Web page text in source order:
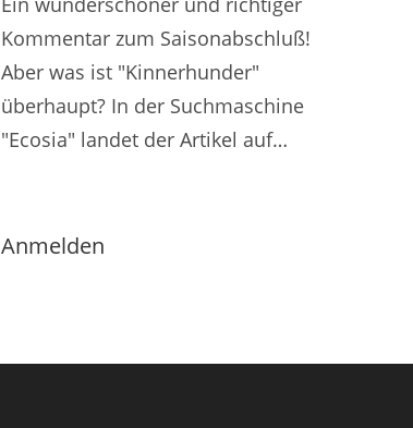
Kommentar zum Saisonabschluß!
Aber was ist "Kinnerhunder"
überhaupt? In der Suchmaschine
"Ecosia" landet der Artikel auf…
Anmelden